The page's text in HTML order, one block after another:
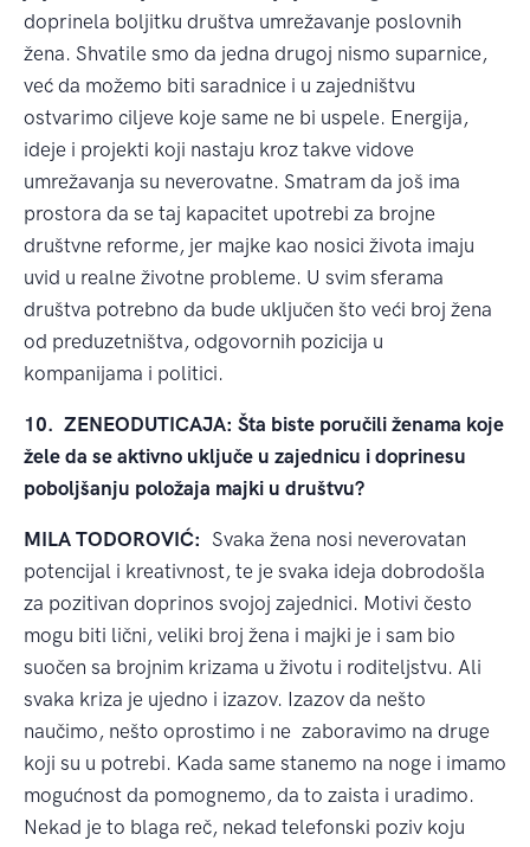
doprinela boljitku društva umrežavanje poslovnih
žena. Shvatile smo da jedna drugoj nismo suparnice,
već da možemo biti saradnice i u zajedništvu
ostvarimo ciljeve koje same ne bi uspele. Energija,
ideje i projekti koji nastaju kroz takve vidove
umrežavanja su neverovatne. Smatram da još ima
prostora da se taj kapacitet upotrebi za brojne
društvne reforme, jer majke kao nosici života imaju
uvid u realne životne probleme. U svim sferama
društva potrebno da bude uključen što veći broj žena
od preduzetništva, odgovornih pozicija u
kompanijama i politici.
10. ZENEODUTICAJA: Šta biste poručili ženama koje
žele da se aktivno uključe u zajednicu i doprinesu
poboljšanju položaja majki u društvu?
MILA TODOROVIĆ: Svaka žena nosi neverovatan
potencijal i kreativnost, te je svaka ideja dobrodošla
za pozitivan doprinos svojoj zajednici. Motivi često
mogu biti lični, veliki broj žena i majki je i sam bio
suočen sa brojnim krizama u životu i roditeljstvu. Ali
svaka kriza je ujedno i izazov. Izazov da nešto
naučimo, nešto oprostimo i ne zaboravimo na druge
koji su u potrebi. Kada same stanemo na noge i imamo
mogućnost da pomognemo, da to zaista i uradimo.
Nekad je to blaga reč, nekad telefonski poziv koju